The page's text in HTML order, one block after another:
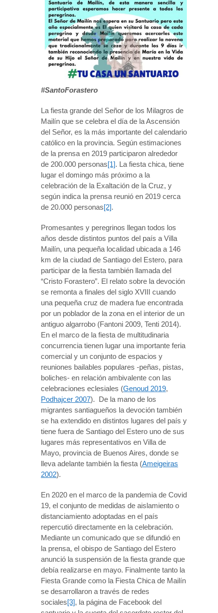
#SantoForastero
La fiesta grande del Señor de los Milagros de
Mailín que se celebra el día de la Ascensión
del Señor, es la más importante del calendario
católico en la provincia. Según estimaciones
de la prensa en 2019 participaron alrededor
de 200.000 personas[1]. La fiesta chica, tiene
lugar el domingo más próximo a la
celebración de la Exaltación de la Cruz, y
según indica la prensa reunió en 2019 cerca
de 20.000 personas[2].
Promesantes y peregrinos llegan todos los
años desde distintos puntos del país a Villa
Mailín, una pequeña localidad ubicada a 146
km de la ciudad de Santiago del Estero, para
participar de la fiesta también llamada del
“Cristo Forastero”. El relato sobre la devoción
se remonta a finales del siglo XVIII cuando
una pequeña cruz de madera fue encontrada
por un poblador de la zona en el interior de un
antiguo algarrobo (Fantoni 2009, Tenti 2014).
En el marco de la fiesta de multitudinaria
concurrencia tienen lugar una importante feria
comercial y un conjunto de espacios y
reuniones bailables populares -peñas, pistas,
boliches- en relación ambivalente con las
celebraciones eclesiales (Genoud 2019,
Podhajcer 2007). De la mano de los
migrantes santiagueños la devoción también
se ha extendido en distintos lugares del país y
tiene fuera de Santiago del Estero uno de sus
lugares más representativos en Villa de
Mayo, provincia de Buenos Aires, donde se
lleva adelante también la fiesta (Ameigeiras
2002).
En 2020 en el marco de la pandemia de Covid
19, el conjunto de medidas de aislamiento o
distanciamiento adoptadas en el país
repercutió directamente en la celebración.
Mediante un comunicado que se difundió en
la prensa, el obispo de Santiago del Estero
anunció la suspensión de la fiesta grande que
debía realizarse en mayo. Finalmente tanto la
Fiesta Grande como la Fiesta Chica de Mailín
se desarrollaron a través de redes
sociales[3], la página de Facebook del